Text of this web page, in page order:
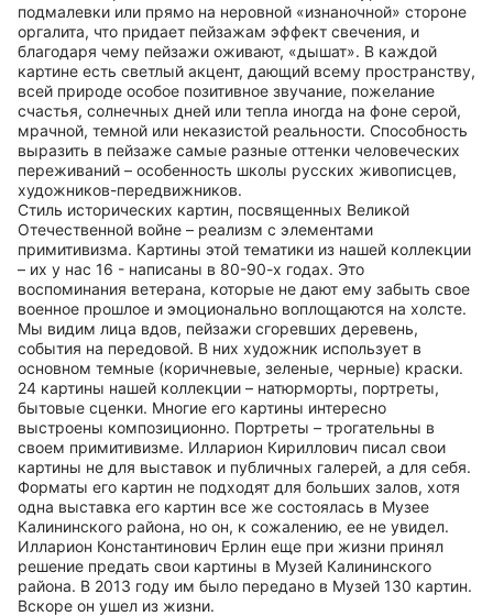
подмалевки или прямо на неровной «изнаночной» стороне
оргалита, что придает пейзажам эффект свечения, и
благодаря чему пейзажи оживают, «дышат». В каждой
картине есть светлый акцент, дающий всему пространству,
всей природе особое позитивное звучание, пожелание
счастья, солнечных дней или тепла иногда на фоне серой,
мрачной, темной или неказистой реальности. Способность
выразить в пейзаже самые разные оттенки человеческих
переживаний – особенность школы русских живописцев,
художников-передвижников.
Стиль исторических картин, посвященных Великой
Отечественной войне – реализм с элементами
примитивизма. Картины этой тематики из нашей коллекции
– их у нас 16 - написаны в 80-90-х годах. Это
воспоминания ветерана, которые не дают ему забыть свое
военное прошлое и эмоционально воплощаются на холсте.
Мы видим лица вдов, пейзажи сгоревших деревень,
события на передовой. В них художник использует в
основном темные (коричневые, зеленые, черные) краски.
24 картины нашей коллекции – натюрморты, портреты,
бытовые сценки. Многие его картины интересно
выстроены композиционно. Портреты – трогательны в
своем примитивизме. Илларион Кириллович писал свои
картины не для выставок и публичных галерей, а для себя.
Форматы его картин не подходят для больших залов, хотя
одна выставка его картин все же состоялась в Музее
Калининского района, но он, к сожалению, ее не увидел.
Илларион Константинович Ерлин еще при жизни принял
решение предать свои картины в Музей Калининского
района. В 2013 году им было передано в Музей 130 картин.
Вскоре он ушел из жизни.